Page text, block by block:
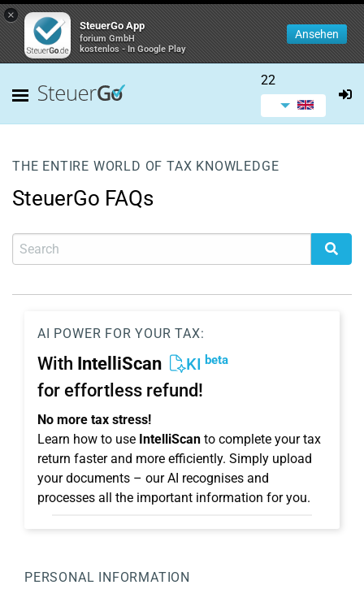
×
SteuerGo App
forium GmbH
kostenlos - In Google Play
Ansehen
22
THE ENTIRE WORLD OF TAX KNOWLEDGE
SteuerGo FAQs
AI POWER FOR YOUR TAX:
With IntelliScan KI beta
for effortless refund!
No more tax stress!
Learn how to use IntelliScan to complete your tax
return faster and more efficiently. Simply upload
your documents – our AI recognises and
processes all the important information for you.
PERSONAL INFORMATION